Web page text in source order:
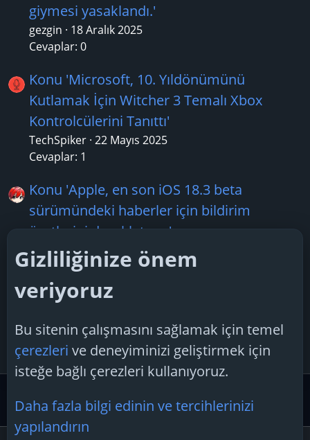
giymesi yasaklandı.'
gezgin
18 Aralık 2025
Cevaplar: 0
Konu 'Microsoft, 10. Yıldönümünü
Kutlamak İçin Witcher 3 Temalı Xbox
Kontrolcülerini Tanıttı'
TechSpiker 22 Mayıs 2025
Cevaplar: 1
Konu 'Apple, en son iOS 18.3 beta
sürümündeki haberler için bildirim
özetlerini duraklatıyor'
Boreas28 17 Ocak 2025
Cevaplar: 3
Konu 'RTX 5060 Ti: Fiyatlar Sızdırıldı ve
Beklentiler Düşük (2026 Güncel)'
9 Nisan 2025
Cevaplar: 11
Güvenlik Merkezi ve Teknoloji Gündemi Teknoloji
Gizliliğinize önem
veriyoruz
Bu sitenin çalışmasını sağlamak için temel
çerezleri ve deneyiminizi geliştirmek için
isteğe bağlı çerezleri kullanıyoruz.
Daha fazla bilgi edinin ve tercihlerinizi
yapılandırın